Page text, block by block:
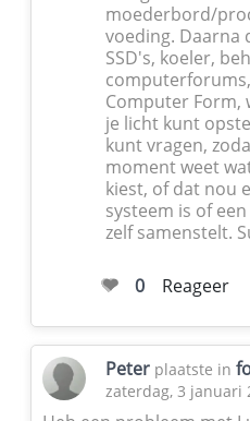
moederbord/
voeding. Daarna
SSD's, koeler,
Computer Form,
je licht kunt
kunt vragen,
moment weet
kiest, of dat nou
systeem is of
zelf samenstelt.
0 Reageer
Peter plaatste in
zaterdag, 3 januari